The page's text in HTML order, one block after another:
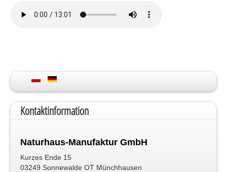
Kontaktinformation
Naturhaus-Manufaktur GmbH
Kurzes Ende 15
03249 Sonnewalde OT Münchhausen